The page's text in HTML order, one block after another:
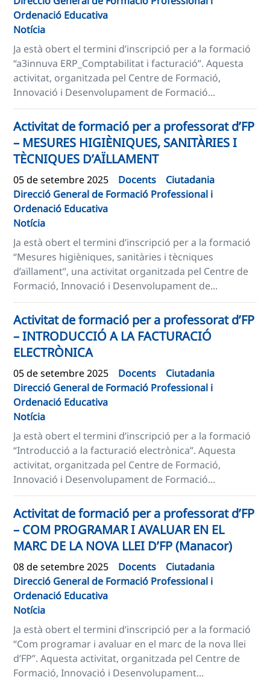
Ordenació Educativa
Notícia
Ja està obert el termini d’inscripció per a la formació
“a3innuva ERP_Comptabilitat i facturació”. Aquesta
activitat, organitzada pel Centre de Formació,
Innovació i Desenvolupament de Formació...
Activitat de formació per a professorat d’FP
– MESURES HIGIÈNIQUES, SANITÀRIES I
TÈCNIQUES D’AÏLLAMENT
05 de setembre 2025 Docents
Ciutadania
Direcció General de Formació Professional i
Ordenació Educativa
Notícia
Ja està obert el termini d’inscripció per a la formació
“Mesures higièniques, sanitàries i tècniques
d’aïllament”, una activitat organitzada pel Centre de
Formació, Innovació i Desenvolupament de...
Activitat de formació per a professorat d’FP
– INTRODUCCIÓ A LA FACTURACIÓ
ELECTRÒNICA
05 de setembre 2025 Docents
Ciutadania
Direcció General de Formació Professional i
Ordenació Educativa
Notícia
Ja està obert el termini d’inscripció per a la formació
“Introducció a la facturació electrònica”. Aquesta
activitat, organitzada pel Centre de Formació,
Innovació i Desenvolupament de Formació...
Activitat de formació per a professorat d’FP
– COM PROGRAMAR I AVALUAR EN EL
MARC DE LA NOVA LLEI D’FP (Manacor)
08 de setembre 2025 Docents
Ciutadania
Direcció General de Formació Professional i
Ordenació Educativa
Notícia
Ja està obert el termini d’inscripció per a la formació
“Com programar i avaluar en el marc de la nova llei
d’FP”. Aquesta activitat, organitzada pel Centre de
Formació, Innovació i Desenvolupament...